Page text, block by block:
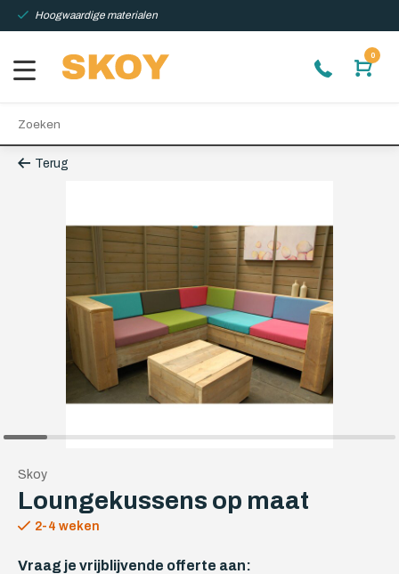
Hoogwaardige materialen
0
Terug
Skoy
Loungekussens op maat
2-4 weken
Vraag je vrijblijvende offerte aan: